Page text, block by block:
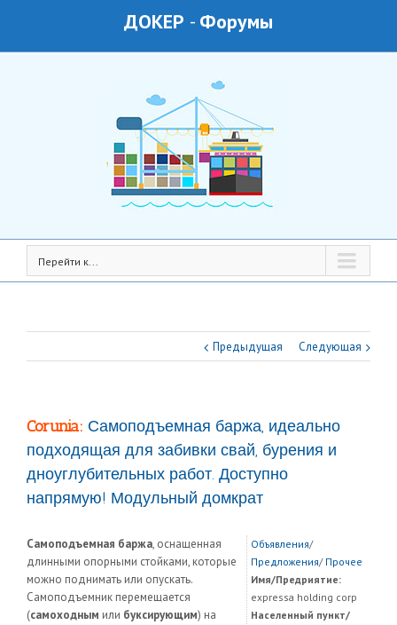
ДОКЕР - Форумы
Перейти к...
Предыдущая Следующая
Corunia: Самоподъемная баржа, идеально
подходящая для забивки свай, бурения и
дноуглубительных работ. Доступно
напрямую! Модульный домкрат
Самоподъемная баржа, оснащенная
длинными опорными стойками, которые
можно поднимать или опускать.
Самоподъемник перемещается
(самоходным или буксирующим) на
Объявления/
Предложения/ Прочее
Имя/Предриятие:
expressa holding corp
Населенный пункт/